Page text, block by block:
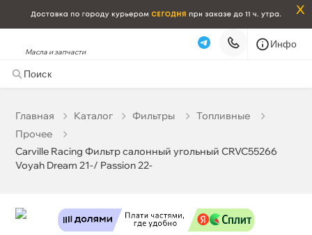
x
Масла и запчасти
Инфо
Главная Катало Фильтры
Топливные
Прочее
Carville Racing Фильтр салонный угольный CRVC55266
Voyah Dream 21-/ Passion 22-
Carville Racing Фильтр салонный угольный CRVC55266
Бесплатная Завтра, 09.08 (при заказе от 2000₽)
Срочная за 2 ч – 399 ₽
Карта Список